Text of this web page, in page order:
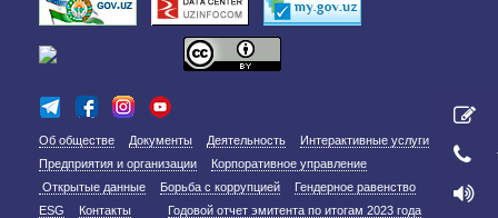
Об обществе Документы Деятельность
Интерактивные услуги
Предприятия и организации
Корпоративное управление
Открытые данные
Борьба с коррупцией
Гендерное равенство
ESG
Контакты
Годовой отчет эмитента по итогам 2023 года